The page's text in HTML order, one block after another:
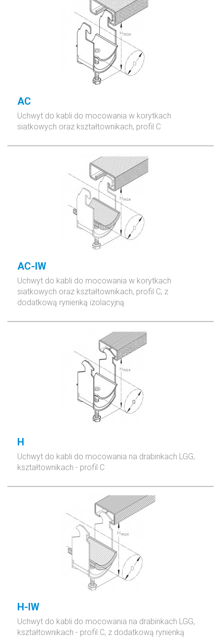
AC
Uchwyt do kabli do mocowania w korytkach
siatkowych oraz kształtownikach, profil C
AC-IW
Uchwyt do kabli do mocowania w korytkach
siatkowych oraz kształtownikach, profil C, z
dodatkową rynienką izolacyjną
H
Uchwyt do kabli do mocowania na drabinkach LGG,
kształtownikach - profil C
H-IW
Uchwyt do kabli do mocowania na drabinkach LGG,
kształtownikach - profil C, z dodatkową rynienką